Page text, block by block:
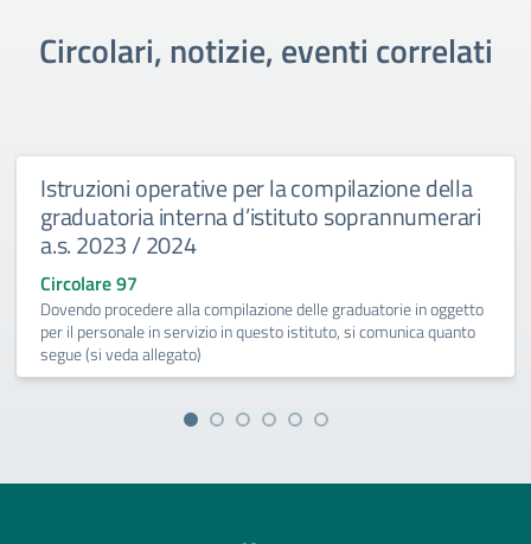
Circolari, notizie, eventi correlati
Istruzioni operative per la compilazione della
graduatoria interna d’istituto soprannumerari
a.s. 2023 / 2024
Circolare 97
Dovendo procedere alla compilazione delle graduatorie in oggetto
per il personale in servizio in questo istituto, si comunica quanto
segue (si veda allegato)